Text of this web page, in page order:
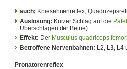
auch: Kniesehnenreflex,
Auslösung: Kurzer Schlag auf die
Überschlagen der Beine).
Effekt: Der Musculus quadriceps
Betroffene Nervenbahnen: L2, L3, L4
Pronatorenreflex